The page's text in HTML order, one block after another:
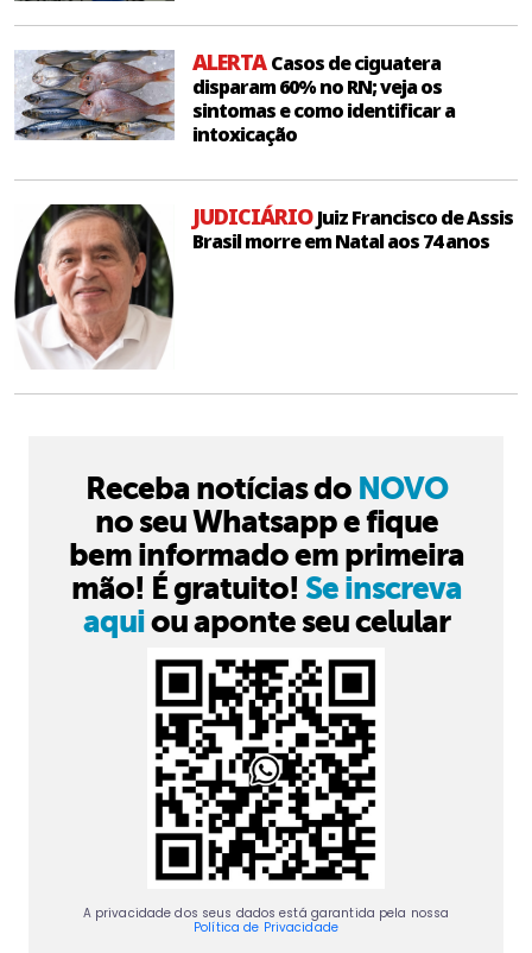
ALERTACasos de ciguatera
disparam 60% no RN; veja os
sintomas e como identificar a
intoxicação
JUDICIÁRIOJuiz Francisco de Assis
Brasil morre em Natal aos 74 anos
Receba notícias do NOVO
no seu Whatsapp e fique
bem informado em primeira
mão! É gratuito! Se inscreva
aquiou aponte seu celular
A privacidade dos seus dados está garantida pela nossa
Política de Privacidade